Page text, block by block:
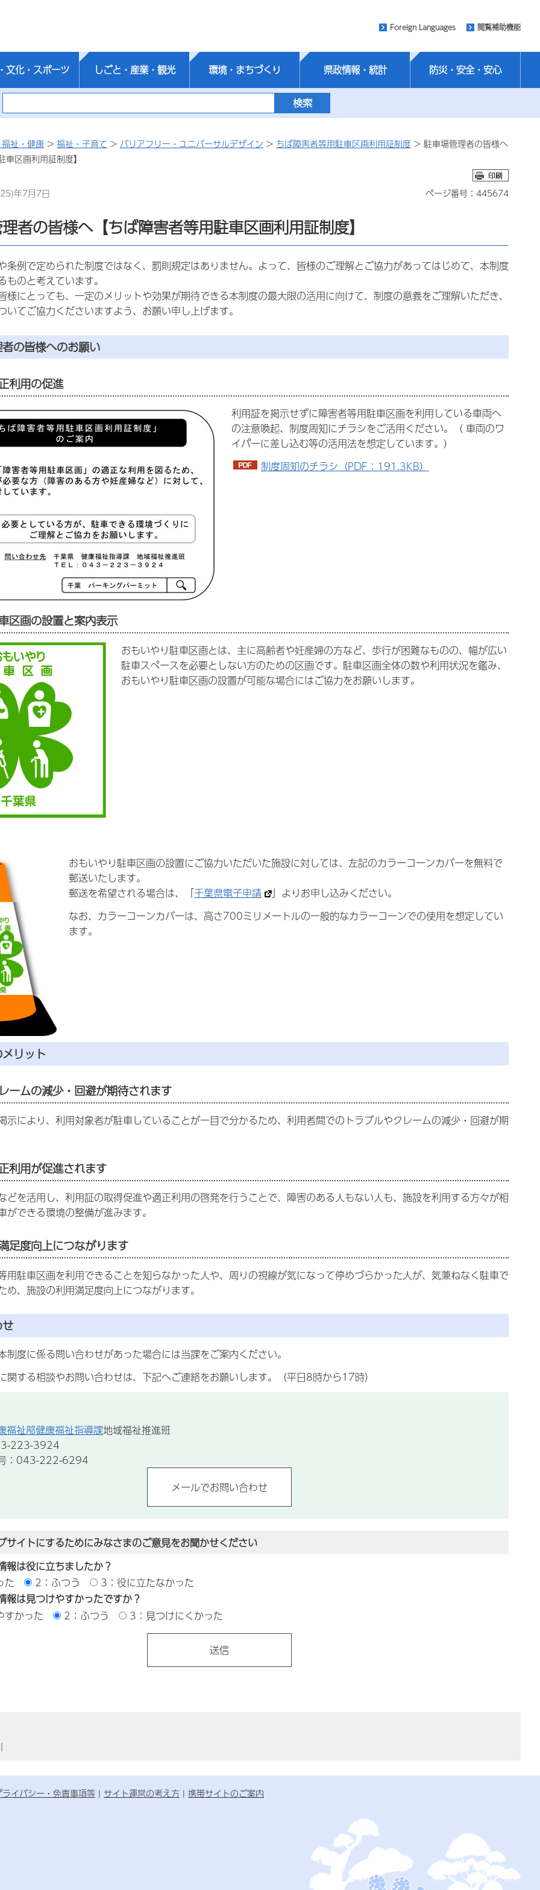
Foreign Languages 閲覧補助機能
文化・スポーツ しごと・産業・観光 環境・まちづくり 県政情報・統計 防災・安全・安心
祉・健康 > 福祉・子育て > バリアフリー・ユニバーサルデザイン > ちば障害者等用駐車区画利用証制度 > 駐車場管理者の皆様へ
区画利用証制度】
年7月7日 ページ番号：445674
者の皆様へ【ちば障害者等用駐車区画利用証制度】
条例で定められた制度ではなく、罰則規定はありません。よって、皆様のご理解とご協力があってはじめて、本制度
ものと考えています。
様にとっても、一定のメリットや効果が期待できる本制度の最大限の活用に向けて、制度の意義をご理解いただき、
いてご協力くださいますよう、お願い申し上げます。
の皆様へのお願い
利用の促進
利用証を掲示せずに障害者等用駐車区画を利用している車両へ
の注意喚起、制度周知にチラシをご活用ください。（ 車両のワ
イパーに差し込む等の活用法を想定しています。）
制度周知のチラシ（PDF：191.3KB）
区画の設置と案内表示
おもいやり駐車区画とは、主に高齢者や妊産婦の方など、歩行が困難なものの、幅が広い
駐車スペースを必要としない方のための区画です。駐車区画全体の数や利用状況を鑑み、
おもいやり駐車区画の設置が可能な場合にはご協力をお願いします。
おもいやり駐車区画の設置にご協力いただいた施設に対しては、左記のカラーコーンカバーを無料で
郵送いたします。
郵送を希望される場合は、「千葉県電子申請
」よりお申し込みください。
なお、カラーコーンカバーは、高さ700ミリメートルの一般的なカラーコーンでの使用を想定してい
ます。
リット
ームの減少・回避が期待されます
示により、利用対象者が駐車していることが一目で分かるため、利用者間でのトラブルやクレームの減少・回避が期
利用が促進されます
どを活用し、利用証の取得促進や適正利用の啓発を行うことで、障害のある人もない人も、施設を利用する方々が相
ができる環境の整備が進みます。
足度向上につながります
用駐車区画を利用できることを知らなかった人や、周りの視線が気になって停めづらかった人が、気兼ねなく駐車で
め、施設の利用満足度向上につながります。
制度に係る問い合わせがあった場合には当課をご案内ください。
関する相談やお問い合わせは、下記へご連絡をお願いします。（平日8時から17時）
福祉部健康福祉指導課地域福祉推進班
223-3924
：043-222-6294
サイトにするためにみなさまのご意見をお聞かせください
報は役に立ちましたか？
た
2：ふつう
3：役に立たなかった
報は見つけやすかったですか？
すかった
2：ふつう 3：見つけにくかった
イバシー・免責事項等 サイト運営の考え方 携帯サイトのご案内